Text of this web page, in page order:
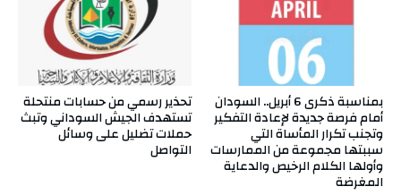
تحذير رسمي من حسابات منتحلة
تستهدف الجيش السوداني وتبث
حملات تضليل على وسائل
التواصل
بمناسبة ذكرى 6 أبريل.. السودان
أمام فرصة جديدة لإعادة التفكير
وتجنب تكرار المأساة التي
سببتها مجموعة من الممارسات
وأولها الكلام الرخيص والدعاية
المغرضة